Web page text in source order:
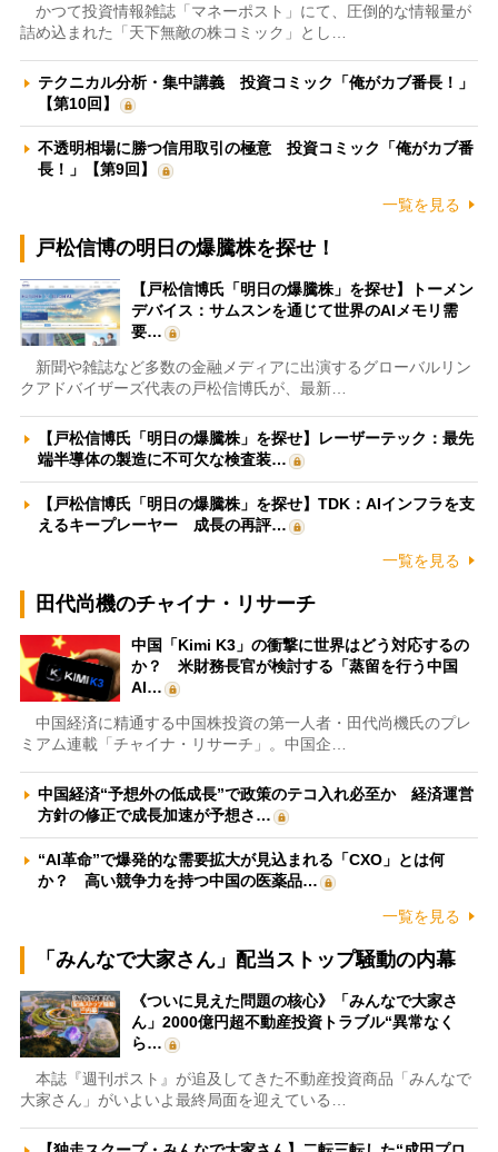
かつて投資情報雑誌「マネーポスト」にて、圧倒的な情報量が
詰め込まれた「天下無敵の株コミック」とし…
テクニカル分析・集中講義 投資コミック「俺がカブ番長！」
【第10回】
不透明相場に勝つ信用取引の極意 投資コミック「俺がカブ番
長！」【第9回】
一覧を見る
戸松信博の明日の爆騰株を探せ！
【戸松信博氏「明日の爆騰株」を探せ】トーメン
デバイス：サムスンを通じて世界のAIメモリ需
要…
新聞や雑誌など多数の金融メディアに出演するグローバルリン
クアドバイザーズ代表の戸松信博氏が、最新…
【戸松信博氏「明日の爆騰株」を探せ】レーザーテック：最先
端半導体の製造に不可欠な検査装…
【戸松信博氏「明日の爆騰株」を探せ】TDK：AIインフラを支
えるキープレーヤー 成長の再評…
一覧を見る
田代尚機のチャイナ・リサーチ
中国「Kimi K3」の衝撃に世界はどう対応するの
か？ 米財務長官が検討する「蒸留を行う中国
AI…
中国経済に精通する中国株投資の第一人者・田代尚機氏のプレ
ミアム連載「チャイナ・リサーチ」。中国企…
中国経済“予想外の低成長”で政策のテコ入れ必至か 経済運営
方針の修正で成長加速が予想さ…
“AI革命”で爆発的な需要拡大が見込まれる「CXO」とは何
か？ 高い競争力を持つ中国の医薬品…
一覧を見る
「みんなで大家さん」配当ストップ騒動の内幕
《ついに見えた問題の核心》「みんなで大家さ
ん」2000億円超不動産投資トラブル“異常なく
ら…
本誌『週刊ポスト』が追及してきた不動産投資商品「みんなで
大家さん」がいよいよ最終局面を迎えている…